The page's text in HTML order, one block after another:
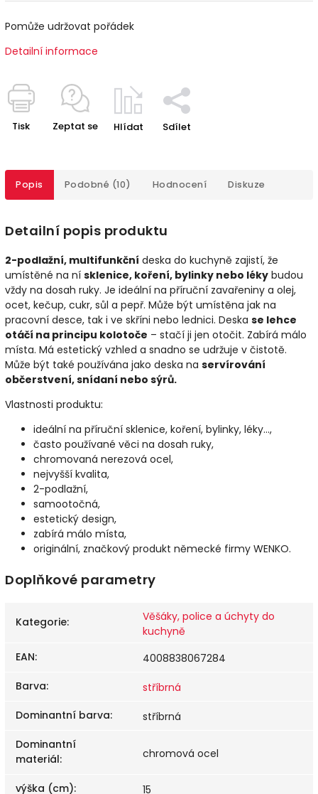
Pomůže udržovat pořádek
Detailní informace
Tisk Zeptat se Hlídat Sdílet
Popis Podobné (10) Hodnocení Diskuze
Detailní popis produktu
2-podlažní, multifunkční deska do kuchyně zajistí, že
umístěné na ní sklenice, koření, bylinky nebo léky budou
vždy na dosah ruky. Je ideální na příruční zavařeniny a olej,
ocet, kečup, cukr, sůl a pepř. Může být umístěna jak na
pracovní desce, tak i ve skříni nebo lednici. Deska se lehce
otáčí na principu kolotoče – stačí ji jen otočit. Zabírá málo
místa. Má estetický vzhled a snadno se udržuje v čistotě.
Může být také používána jako deska na servírování
občerstvení, snídaní nebo sýrů.
Vlastnosti produktu:
ideální na příruční sklenice, koření, bylinky, léky...,
často používané věci na dosah ruky,
chromovaná nerezová ocel,
nejvyšší kvalita,
2-podlažní,
samootočná,
estetický design,
zabírá málo místa,
originální, značkový produkt německé firmy WENKO.
Doplňkové parametry
Kategorie:
Věšáky, police a úchyty do
kuchyně
EAN:
4008838067284
Barva:
stříbrná
Dominantní barva:
stříbrná
Dominantní
materiál: chromová ocel
výška (cm): 15